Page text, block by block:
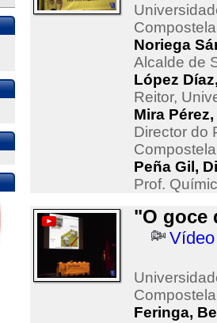
Compostela
Noriega
Alcalde de
López
Reitor,
Mira
Director do
Compostela
Peña Gil,
Prof.
"O goce
Vídeo
Compostela
Feringa,